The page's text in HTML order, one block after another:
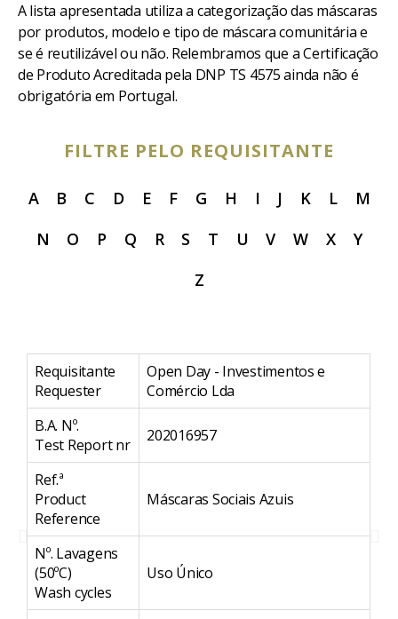
A lista apresentada utiliza a categorização das máscaras
por produtos, modelo e tipo de máscara comunitária e
se é reutilizável ou não. Relembramos que a Certificação
de Produto Acreditada pela DNP TS 4575 ainda não é
obrigatória em Portugal.
FILTRE PELO REQUISITANTE
A B C D E F G H I J K L
M
N
O P Q R S T U V W X
Y
Z
Requisitante
Requester
Open Day - Investimentos e
Comércio Lda
B.A. Nº.
Test Report nr
202016957
Ref.ª
Product
Reference
Máscaras Sociais Azuis
Nº. Lavagens
(50ºC)
Wash cycles
Uso Único